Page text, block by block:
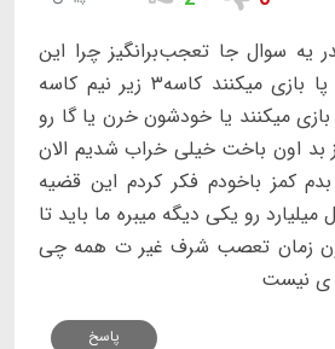
یه سوال جا تعجب‌برانگیز چرا این
تیم مثل تیم های نو پا بازی میکنند کاسه۳ زیر نیم کاسه
میکنند یا خودشون خرن یا گا رو
بد اون باخت خیلی خراب شدیم الان
کمز باخودم فکر کردم این قضیه
رو یکی دیگه میبره ما باید تا
زمان تعصب شرف غیر ت همه چی
ی نیست
پاسخ